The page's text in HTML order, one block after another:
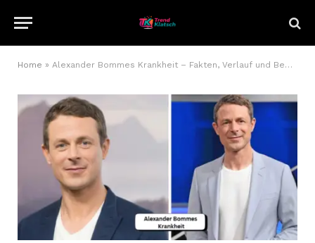
Home » Alexander Bommes Krankheit – Fakten, Verlauf und Bedeutung für sein Leben